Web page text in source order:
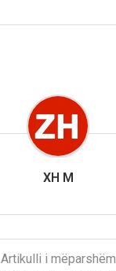
XH M
Artikulli i mëparshëm